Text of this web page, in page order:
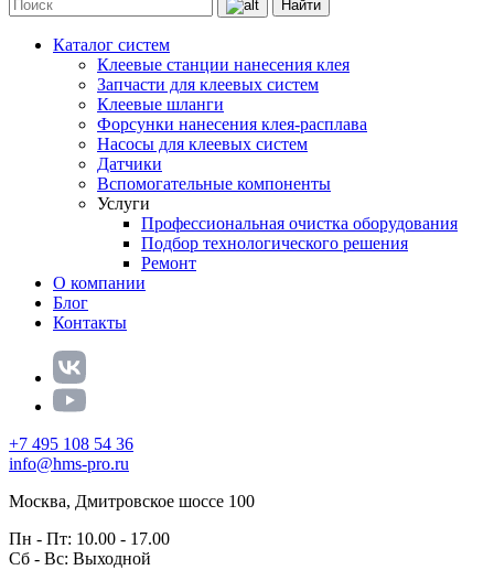
Найти
Каталог систем
Клеевые станции нанесения клея
Запчасти для клеевых систем
Клеевые шланги
Форсунки нанесения клея-расплава
Насосы для клеевых систем
Датчики
Вспомогательные компоненты
Услуги
Профессиональная очистка оборудования
Подбор технологического решения
Ремонт
О компании
Блог
Контакты
+7 495 108 54 36
info@hms-pro.ru
Москва, Дмитровское шоссе 100
Пн - Пт: 10.00 - 17.00
Сб - Вс: Выходной